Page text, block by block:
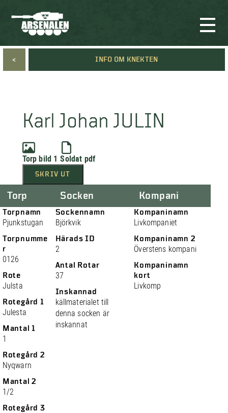
< INFO OM KNEKTEN
Karl Johan JULIN
Torp bild 1 Soldat pdf
SKRIV UT
Torp
Torpnamn
Pjunkstugan
Torpnumme
r
0126
Rote
Julsta
Rotegård 1
Julesta
Mantal 1
1
Rotegård 2
Nyqwarn
Mantal 2
1/2
Rotegård 3
Socken
Sockennamn
Björkvik
Härads ID
2
Antal Rotar
37
Inskannad
källmaterialet till
denna socken är
inskannat
Kompani
Kompaninamn
Livkompaniet
Kompaninamn 2
Överstens kompani
Kompaninamn
kort
Livkomp